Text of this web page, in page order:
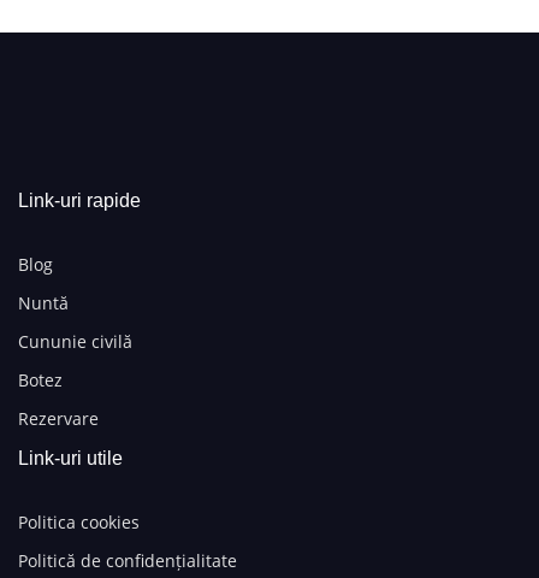
Link-uri rapide
Blog
Nuntă
Cununie civilă
Botez
Rezervare
Link-uri utile
Politica cookies
Politică de confidențialitate